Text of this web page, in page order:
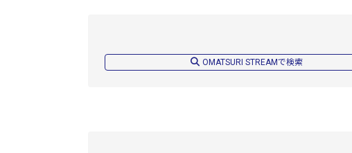
OMATSURI STREAMで検索